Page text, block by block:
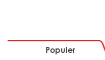
Populer